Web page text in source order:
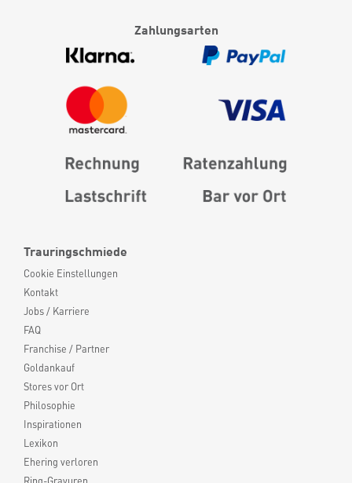
Trauringschmiede
Cookie Einstellungen
Kontakt
Jobs / Karriere
FAQ
Franchise / Partner
Goldankauf
Stores vor Ort
Philosophie
Inspirationen
Lexikon
Ehering verloren
Zahlungsarten